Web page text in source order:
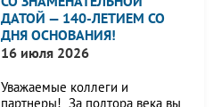
ДАТОЙ — 140-ЛЕТИЕМ СО
ДНЯ ОСНОВАНИЯ!
16 июля 2026
Уважаемые коллеги и
партнеры! За полтора века вы